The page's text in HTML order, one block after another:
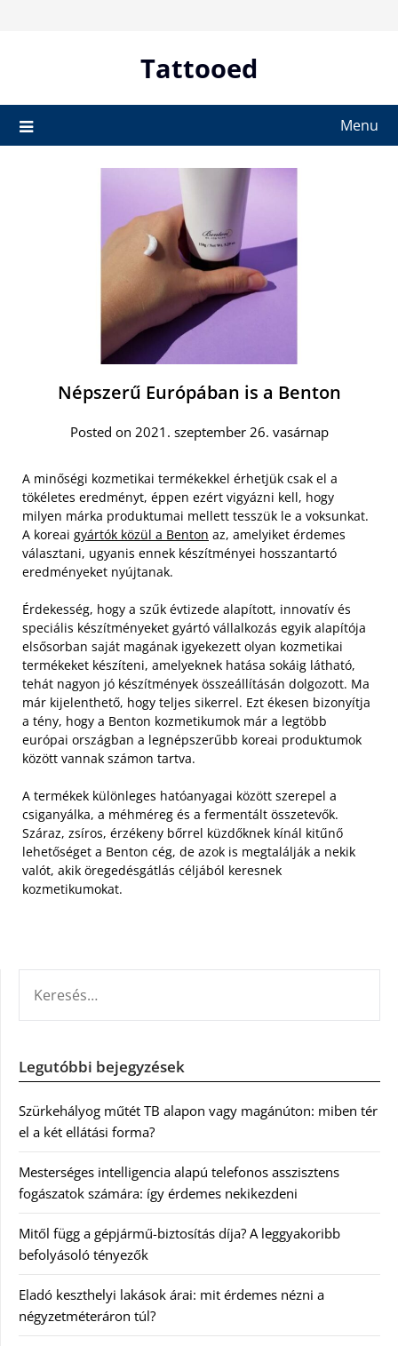
Tattooed
Menu
Népszerű Európában is a Benton
Posted on 2021. szeptember 26. vasárnap
A minőségi kozmetikai termékekkel érhetjük csak el a
tökéletes eredményt, éppen ezért vigyázni kell, hogy
milyen márka produktumai mellett tesszük le a voksunkat.
A koreai gyártók közül a Benton az, amelyiket érdemes
választani, ugyanis ennek készítményei hosszantartó
eredményeket nyújtanak.
Érdekesség, hogy a szűk évtizede alapított, innovatív és
speciális készítményeket gyártó vállalkozás egyik alapítója
elsősorban saját magának igyekezett olyan kozmetikai
termékeket készíteni, amelyeknek hatása sokáig látható,
tehát nagyon jó készítmények összeállításán dolgozott. Ma
már kijelenthető, hogy teljes sikerrel. Ezt ékesen bizonyítja
a tény, hogy a Benton kozmetikumok már a legtöbb
európai országban a legnépszerűbb koreai produktumok
között vannak számon tartva.
A termékek különleges hatóanyagai között szerepel a
csiganyálka, a méhméreg és a fermentált összetevők.
Száraz, zsíros, érzékeny bőrrel küzdőknek kínál kitűnő
lehetőséget a Benton cég, de azok is megtalálják a nekik
valót, akik öregedésgátlás céljából keresnek
kozmetikumokat.
Legutóbbi bejegyzések
Szürkehályog műtét TB alapon vagy magánúton: miben tér
el a két ellátási forma?
Mesterséges intelligencia alapú telefonos asszisztens
fogászatok számára: így érdemes nekikezdeni
Mitől függ a gépjármű-biztosítás díja? A leggyakoribb
befolyásoló tényezők
Eladó keszthelyi lakások árai: mit érdemes nézni a
négyzetméteráron túl?